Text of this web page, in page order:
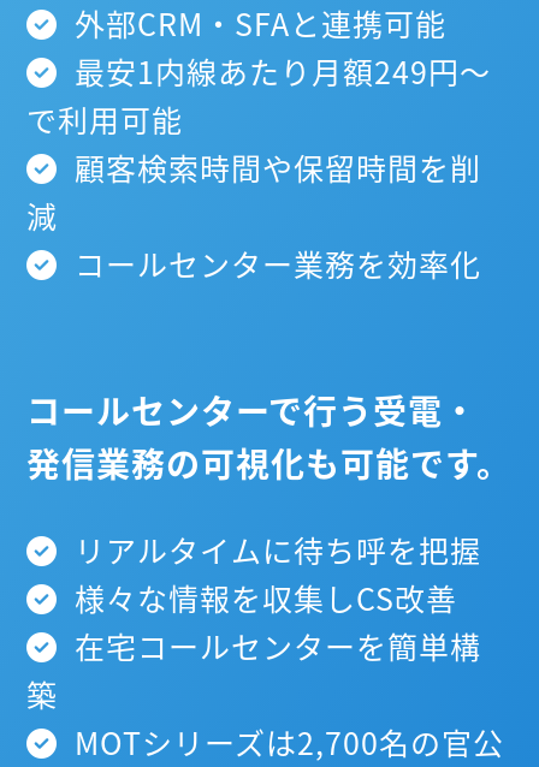
外部CRM・SFAと連携可能
最安1内線あたり月額249円～
で利用可能
顧客検索時間や保留時間を削
減
コールセンター業務を効率化
コールセンターで行う受電・
発信業務の可視化も可能です。
リアルタイムに待ち呼を把握
様々な情報を収集しCS改善
在宅コールセンターを簡単構
築
MOTシリーズは2,700名の官公